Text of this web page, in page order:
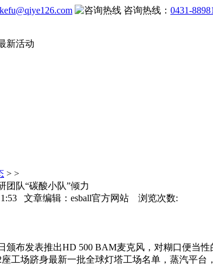
kefu@qiye126.com 咨询热线： 0431-
新活动
> >
团队“碳酸小队”倾力
文章编辑：esball官方网站 浏览次数:
发表推出HD 500 BAM麦克风，对糊口便当性
工场跻身最新一批全球灯塔工场名单，蒸汽平台